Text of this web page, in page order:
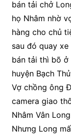
bán tải chở
họ Nhâm nhờ
hàng cho chủ
sau đó quay
bán tải thì bõ ở
huyện Bạch
Vợ chồng ông
camera giao
Nhâm Vân
Nhưng Long